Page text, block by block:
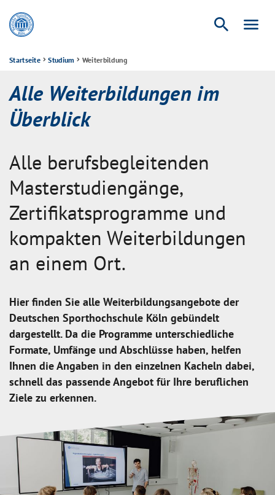
search menu
Startseite Studium Weiterbildung
Alle Weiterbildungen im
Überblick
Alle berufsbegleitenden
Masterstudiengänge,
Zertifikatsprogramme und
kompakten Weiterbildungen
an einem Ort.
Hier finden Sie alle Weiterbildungsangebote der
Deutschen Sporthochschule Köln gebündelt
dargestellt. Da die Programme unterschiedliche
Formate, Umfänge und Abschlüsse haben, helfen
Ihnen die Angaben in den einzelnen Kacheln dabei,
schnell das passende Angebot für Ihre beruflichen
Ziele zu erkennen.